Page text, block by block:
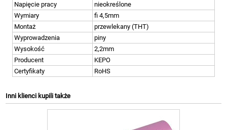
Napięcie pracy
nieokreślone
Wymiary
fi 4,5mm
Montaż
przewlekany (THT)
Wyprowadzenia
piny
Wysokość
2,2mm
Producent
KEPO
Certyfikaty
RoHS
Inni klienci kupili także